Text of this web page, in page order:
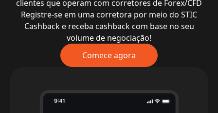
clientes que operam com corretores de Forex/CFD
Registre-se em uma corretora por meio do STIC
Cashback e receba cashback com base no seu
volume de negociação!
Comece agora